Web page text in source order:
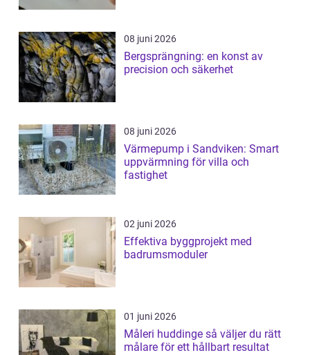
08 juni 2026
Bergsprängning: en konst av
precision och säkerhet
08 juni 2026
Värmepump i Sandviken: Smart
uppvärmning för villa och
fastighet
02 juni 2026
Effektiva byggprojekt med
badrumsmoduler
01 juni 2026
Måleri huddinge så väljer du rätt
målare för ett hållbart resultat